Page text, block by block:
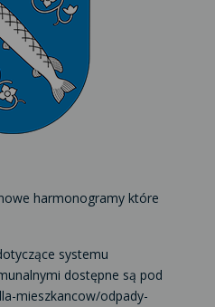
harmonogramy które
systemu
dostępne są pod
mieszkancow/odpady-